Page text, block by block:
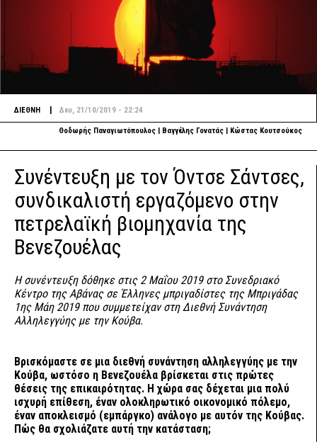
ΔΙΕΘΝΗ Δευ, 21/10/2019 - 22:24
Θοδωρής Παναγιωτόπουλος | Βαγγέλης Γονατάς | Κώστας Κουτσούκος
Συνέντευξη με τον Όντσε Σάντσες,
συνδικαλιστή εργαζόμενο στην
πετρελαϊκή βιομηχανία της
Βενεζουέλας
Η συνέντευξη δόθηκε στις 2 Μαΐου 2019 στο Συνεδριακό
Κέντρο της Αβάνας σε Έλληνες μπριγαδίστες της Μπριγάδας
1ης Μάη 2019 που συμμετείχαν στη Διεθνή Συνάντηση
Αλληλεγγύης με την Κούβα.
Βρισκόμαστε σε μια διεθνή συνάντηση αλληλεγγύης με την
Κούβα, ωστόσο η Βενεζουέλα βρίσκεται στις πρώτες
θέσεις της επικαιρότητας. Η χώρα σας δέχεται μια πολύ
ισχυρή επίθεση, έναν ολοκληρωτικό οικονομικό πόλεμο,
έναν αποκλεισμό (εμπάργκο) ανάλογο με αυτόν της Κούβας.
Πώς θα σχολιάζατε αυτή την κατάσταση;